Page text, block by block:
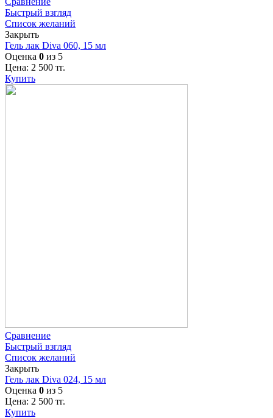
Быстрый взгляд
Список желаний
Закрыть
Гель лак Diva 060, 15 мл
Оценка 0 из 5
Цена: 2 500 тг.
Купить
Сравнение
Быстрый взгляд
Список желаний
Закрыть
Гель лак Diva 024, 15 мл
Оценка 0 из 5
Цена: 2 500 тг.
Купить